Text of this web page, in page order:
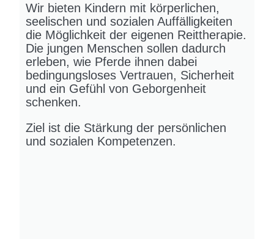
Wir bieten Kindern mit körperlichen,
seelischen und sozialen Auffälligkeiten
die Möglichkeit der eigenen Reittherapie.
Die jungen Menschen sollen dadurch
erleben, wie Pferde ihnen dabei
bedingungsloses Vertrauen, Sicherheit
und ein Gefühl von Geborgenheit
schenken.
Ziel ist die Stärkung der persönlichen
und sozialen Kompetenzen.